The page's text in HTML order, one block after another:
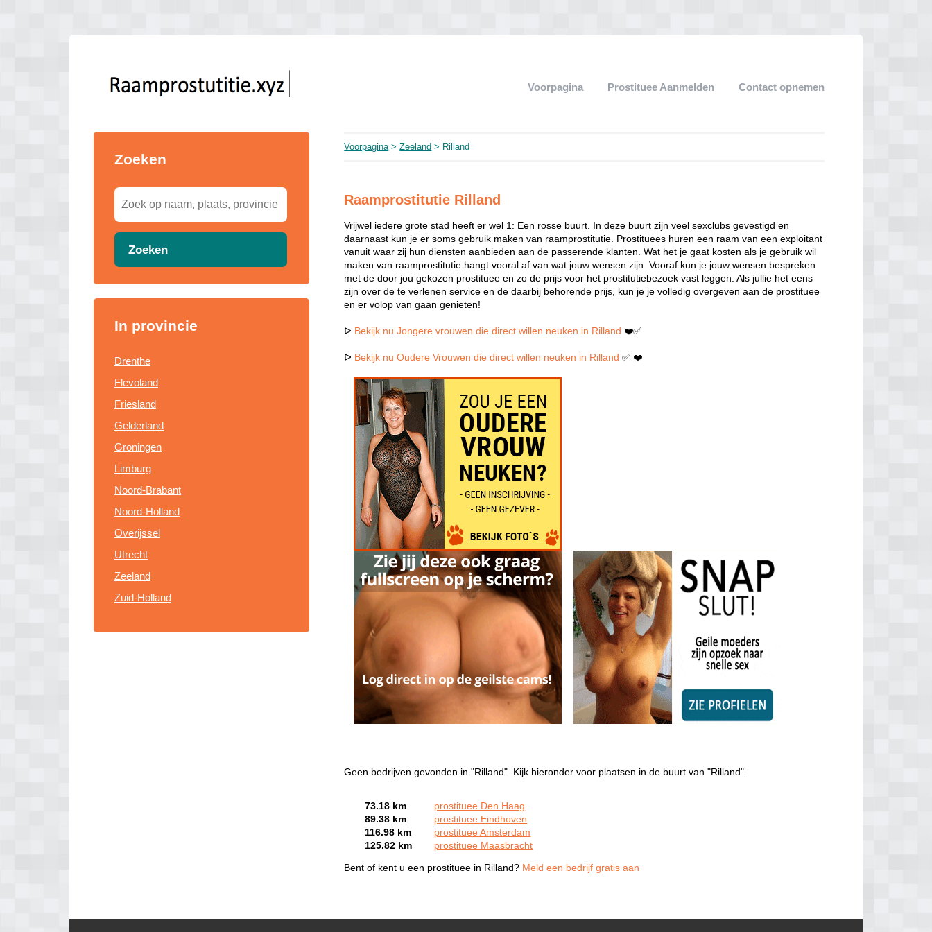
Voorpagina Prostituee Aanmelden Contact opnemen
Zoeken
Zoeken
In provincie
Drenthe
Flevoland
Friesland
Gelderland
Groningen
Limburg
Noord-Brabant
Noord-Holland
Overijssel
Utrecht
Zeeland
Zuid-Holland
Voorpagina>Zeeland > Rilland
Raamprostitutie Rilland
Vrijwel iedere grote stad heeft er wel 1: Een rosse buurt. In deze buurt zijn veel sexclubs gevestigd en
daarnaast kun je er soms gebruik maken van raamprostitutie. Prostituees huren een raam van een exploitant
vanuit waar zij hun diensten aanbieden aan de passerende klanten. Wat het je gaat kosten als je gebruik wil
maken van raamprostitutie hangt vooral af van wat jouw wensen zijn. Vooraf kun je jouw wensen bespreken
met de door jou gekozen prostituee en zo de prijs voor het prostitutiebezoek vast leggen. Als jullie het eens
zijn over de te verlenen service en de daarbij behorende prijs, kun je je volledig overgeven aan de prostituee
en er volop van gaan genieten!
ᐅ Bekijk nu Jongere vrouwen die direct willen neuken in Rilland ❤️✅
ᐅ Bekijk nu Oudere Vrouwen die direct willen neuken in Rilland ✅ ❤️
Geen bedrijven gevonden in "Rilland". Kijk hieronder voor plaatsen in de buurt van "Rilland".
73.18 km
prostituee Den Haag
89.38 km
prostituee Eindhoven
116.98 km
prostituee Amsterdam
125.82 km
prostituee Maasbracht
Bent of kent u een prostituee in Rilland? Meld een bedrijf gratis aan